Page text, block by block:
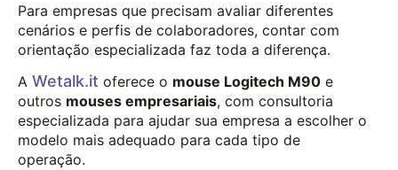
Para empresas que precisam avaliar diferentes
cenários e perfis de colaboradores, contar com
orientação especializada faz toda a diferença.
A Wetalk.it oferece o mouse Logitech M90 e
outros mouses empresariais, com consultoria
especializada para ajudar sua empresa a escolher o
modelo mais adequado para cada tipo de
operação.